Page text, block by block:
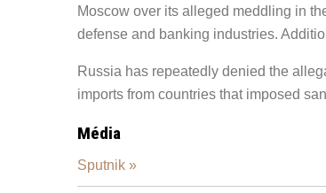
Moscow over its alleged meddling in
defense and banking industries.
Russia has repeatedly denied the
imports from countries that imposed
Média
Sputnik »